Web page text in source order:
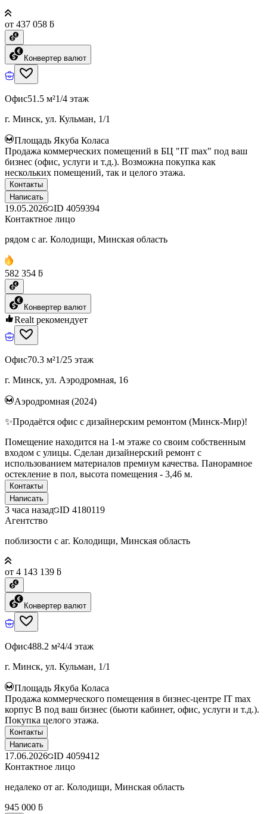
от 437 058 ƃ
Конвертер валют
Офис51.5 м²1/4 этаж
г. Минск, ул. Кульман, 1/1
Площадь Якуба Коласа
Продажа коммерческих помещений в БЦ "IT max" под ваш
бизнес (офис, услуги и т.д.). Возможна покупка как
нескольких помещений, так и целого этажа.
Контакты
Написать
19.05.2026 ID 4059394
Контактное лицо
рядом с аг. Колодищи, Минская область
582 354 ƃ
Конвертер валют
Realt рекомендует
Офис70.3 м²1/25 этаж
г. Минск, ул. Аэродромная, 16
Аэродромная (2024)
✨Продаётся офис с дизайнерским ремонтом (Минск-Мир)!
Помещение находится на 1-м этаже со своим собственным
входом с улицы. Сделан дизайнерский ремонт с
использованием материалов премиум качества. Панорамное
остекление в пол, высота помещения - 3,46 м.
Контакты
Написать
3 часа назад ID 4180119
Агентство
поблизости с аг. Колодищи, Минская область
от 4 143 139 ƃ
Конвертер валют
Офис488.2 м²4/4 этаж
г. Минск, ул. Кульман, 1/1
Площадь Якуба Коласа
Продажа коммерческого помещения в бизнес-центре IT max
корпус B под ваш бизнес (бьюти кабинет, офис, услуги и т.д.).
Покупка целого этажа.
Контакты
Написать
17.06.2026 ID 4059412
Контактное лицо
недалеко от аг. Колодищи, Минская область
945 000 ƃ